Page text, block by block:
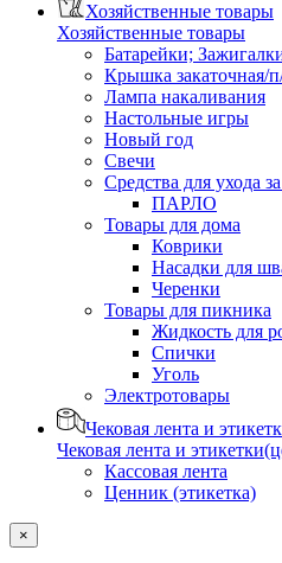
Хозяйственные товары
Хозяйственные товары
Батарейки;
Крышка закаточная/
Лампа накаливания
Настольные игры
Новый год
Свечи
Средства для ухода
ПАРЛО
Товары для дома
Коврики
Насадки для
Черенки
Товары для пикника
Жидкость для
Спички
Уголь
Электротовары
Чековая лента и
Чековая лента и
Кассовая лента
Ценник (этикетка)
×